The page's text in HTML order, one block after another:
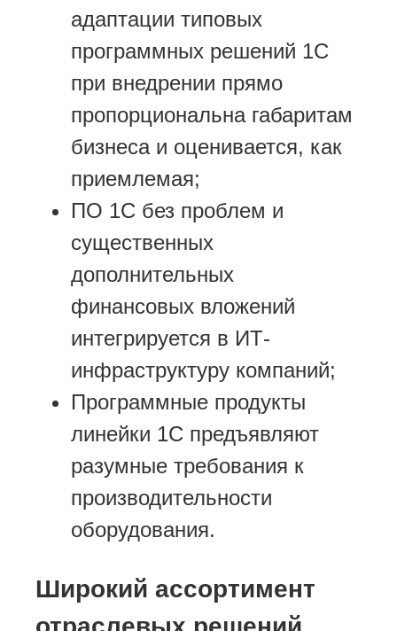
адаптации типовых
программных решений 1С
при внедрении прямо
пропорциональна габаритам
бизнеса и оценивается, как
приемлемая;
ПО 1С без проблем и
существенных
дополнительных
финансовых вложений
интегрируется в ИТ-
инфраструктуру компаний;
Программные продукты
линейки 1С предъявляют
разумные требования к
производительности
оборудования.
Широкий ассортимент